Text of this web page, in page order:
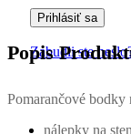
Prihlásiť sa
Zabudli ste
Popis
Pomarančové bodky
nálepky na